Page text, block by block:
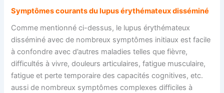
Symptômes courants du lupus érythémateux disséminé
Comme mentionné ci-dessus, le lupus érythémateux
disséminé avec de nombreux symptômes initiaux est facile
à confondre avec d’autres maladies telles que fièvre,
difficultés à vivre, douleurs articulaires, fatigue musculaire,
fatigue et perte temporaire des capacités cognitives, etc.
aussi de nombreux symptômes complexes difficiles à